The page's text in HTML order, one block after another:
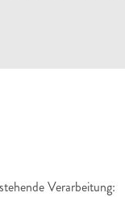
Verarbeitung: